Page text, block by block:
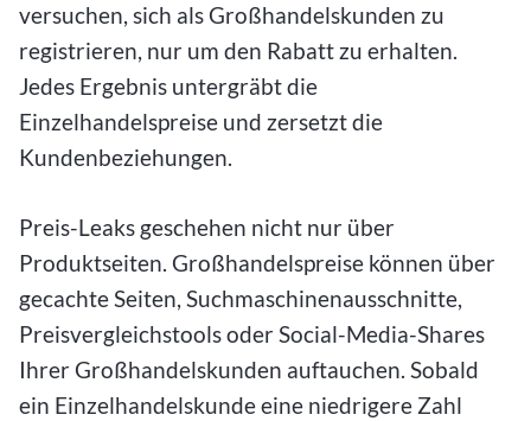
versuchen, sich als Großhandelskunden zu
registrieren, nur um den Rabatt zu erhalten.
Jedes Ergebnis untergräbt die
Einzelhandelspreise und zersetzt die
Kundenbeziehungen.
Preis-Leaks geschehen nicht nur über
Produktseiten. Großhandelspreise können über
gecachte Seiten, Suchmaschinenausschnitte,
Preisvergleichstools oder Social-Media-Shares
Ihrer Großhandelskunden auftauchen. Sobald
ein Einzelhandelskunde eine niedrigere Zahl